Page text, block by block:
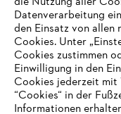
Datenschutz
Rechtliche
IHR
Sie nutzen einen
eine optimale Nutzung
einem der folgenden
Datenverarbeitung
den Einsatz von
Cookies. Unter
Cookies zustimmen
Einwilligung in den
Cookies jederzeit
“Cookies“ in der
Informationen